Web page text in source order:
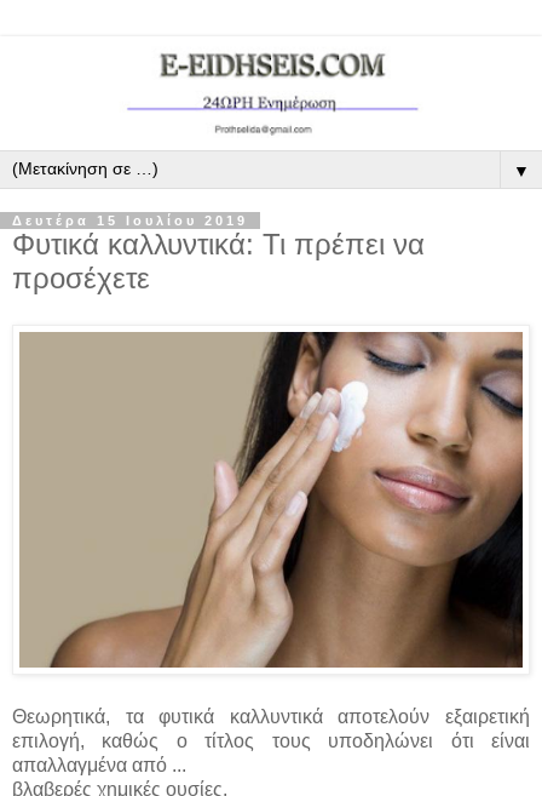
▼
Δευτέρα 15 Ιουλίου 2019
Φυτικά καλλυντικά: Τι πρέπει να
προσέχετε
Θεωρητικά, τα φυτικά καλλυντικά αποτελούν εξαιρετική
επιλογή, καθώς ο τίτλος τους υποδηλώνει ότι είναι
απαλλαγμένα από ...
βλαβερές χημικές ουσίες.